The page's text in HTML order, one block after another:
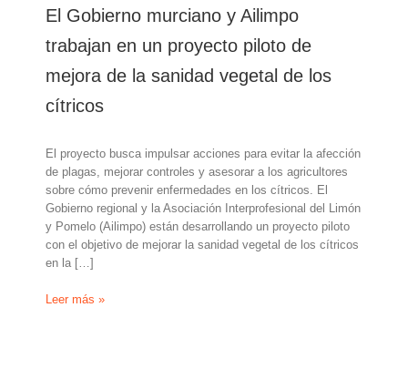
El Gobierno murciano y Ailimpo
trabajan en un proyecto piloto de
mejora de la sanidad vegetal de los
cítricos
El proyecto busca impulsar acciones para evitar la afección
de plagas, mejorar controles y asesorar a los agricultores
sobre cómo prevenir enfermedades en los cítricos. El
Gobierno regional y la Asociación Interprofesional del Limón
y Pomelo (Ailimpo) están desarrollando un proyecto piloto
con el objetivo de mejorar la sanidad vegetal de los cítricos
en la […]
El
Leer más »